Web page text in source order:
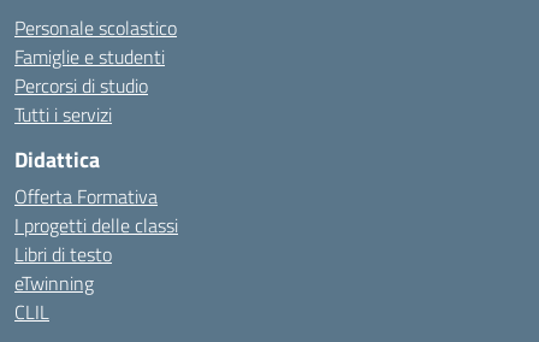
Personale scolastico
Famiglie e studenti
Percorsi di studio
Tutti i servizi
Didattica
Offerta Formativa
I progetti delle classi
Libri di testo
eTwinning
CLIL